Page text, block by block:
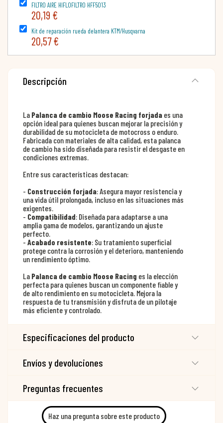
FILTRO AIRE HIFLOFILTRO HFF5013
20,19 €
Kit de reparación rueda delantera KTM/Husqvarna
20,57 €
Descripción
La Palanca de cambio Moose Racing forjada es una
opción ideal para quienes buscan mejorar la precisión y
durabilidad de su motocicleta de motocross o enduro.
Fabricada con materiales de alta calidad, esta palanca
de cambio ha sido diseñada para resistir el desgaste en
condiciones extremas.
Entre sus características destacan:
- Construcción forjada: Asegura mayor resistencia y
una vida útil prolongada, incluso en las situaciones más
exigentes.
- Compatibilidad: Diseñada para adaptarse a una
amplia gama de modelos, garantizando un ajuste
perfecto.
- Acabado resistente: Su tratamiento superficial
protege contra la corrosión y el deterioro, manteniendo
un rendimiento óptimo.
La Palanca de cambio Moose Racing es la elección
perfecta para quienes buscan un componente fiable y
de alto rendimiento en su motocicleta. Mejora la
respuesta de tu transmisión y disfruta de un pilotaje
más eficiente y controlado.
Especificaciones del producto
Envíos y devoluciones
Preguntas frecuentes
Haz una pregunta sobre este producto